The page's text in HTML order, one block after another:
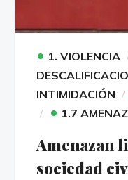
• 1. VIOLENCIA
INTIMIDACIÓN
• 1.7
Amenazan
sociedad